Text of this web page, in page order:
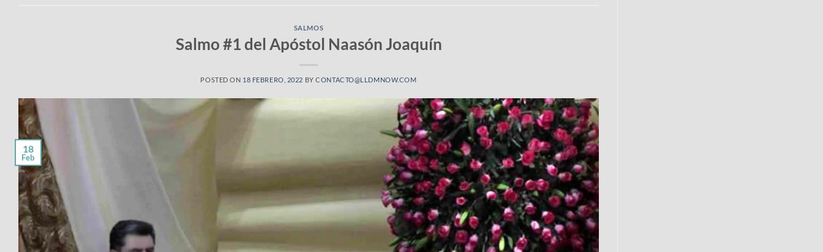
SALMOS
Salmo #1 del Apóstol Naasón Joaquín
POSTED ON 18 FEBRERO, 2022 BYCONTACTO@LLDMNOW.COM
18
Feb